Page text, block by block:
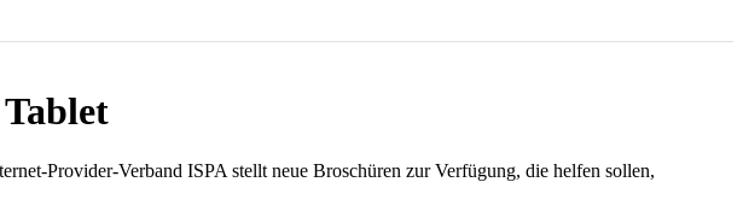
Provider-Verband ISPA stellt neue Broschüren zur Verfügung, die helfen sollen,